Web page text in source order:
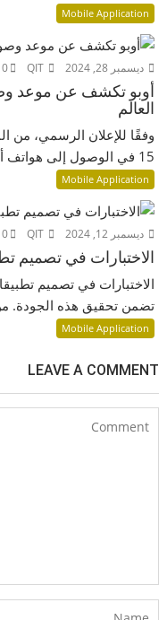
Mobile Application
ديسمبر 28, 2024 QIT
0
العالم
15 في الوصول إلى هواتف أوبو...
Mobile Application
ديسمبر 12, 2024 QIT
0
الاختبارات في تصميم
الاختبارات في تصميم
تضمن تحقيق هذه الجودة.
Mobile Application
LEAVE A COMMENT